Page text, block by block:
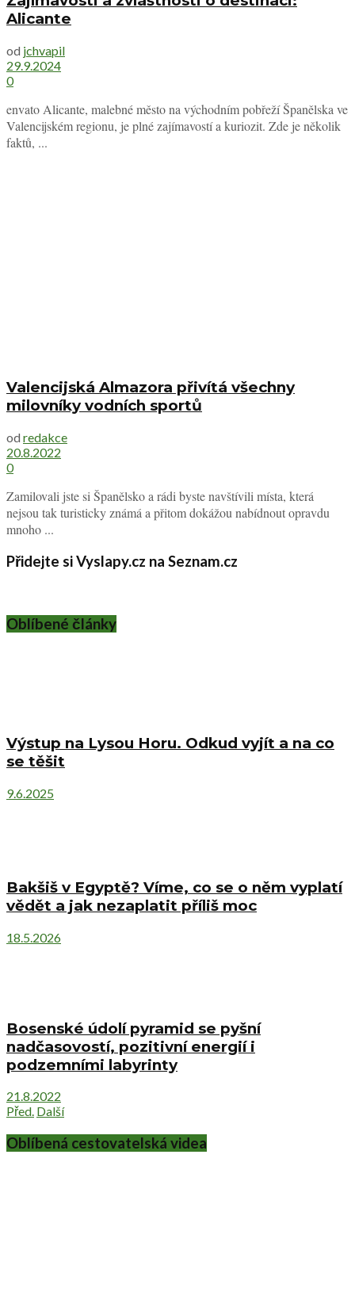
Alicante
od jchvapil
29.9.2024
0
envato Alicante, malebné město na východním pobřeží Španělska ve
Valencijském regionu, je plné zajímavostí a kuriozit. Zde je několik
faktů, ...
Valencijská Almazora přivítá všechny
milovníky vodních sportů
od redakce
20.8.2022
0
Zamilovali jste si Španělsko a rádi byste navštívili místa, která
nejsou tak turisticky známá a přitom dokážou nabídnout opravdu
mnoho ...
Přidejte si Vyslapy.cz na Seznam.cz
Oblíbené články
Výstup na Lysou Horu. Odkud vyjít a na co
se těšit
9.6.2025
Bakšiš v Egyptě? Víme, co se o něm vyplatí
vědět a jak nezaplatit příliš moc
18.5.2026
Bosenské údolí pyramid se pyšní
nadčasovostí, pozitivní energií i
podzemními labyrinty
21.8.2022
Před. Další
Oblíbená cestovatelská videa